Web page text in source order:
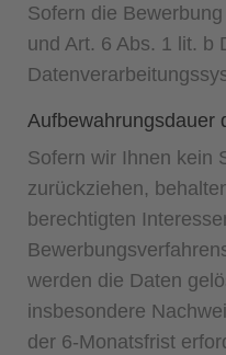
Sofern die
und Art. 6 Abs. 1 lit. b
Aufbewahrungsdauer
Sofern wir Ihnen kein
zurückziehen,
berechtigten
werden die Daten
insbesondere
der 6-Monatsfrist